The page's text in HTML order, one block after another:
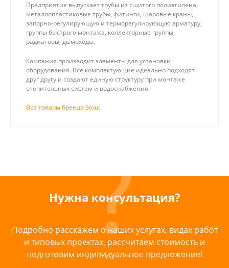
Предприятие выпускает трубы из сшитого полиэтилена,
металлопластиковые трубы, фитинги, шаровые краны,
запорно-регулирующую и терморегулирующую арматуру,
группы быстрого монтажа, коллекторные группы,
радиаторы, дымоходы.
Компания производит элементы для установки
оборудования. Все комплектующие идеально подходят
друг другу и создают единую структуру при монтаже
отопительных систем и водоснабжения.
Все товары бренда Stout
Нужна консультация?
Подробно расскажем о наших услугах, видах работ
и типовых проектах, рассчитаем стоимость и
подготовим индивидуальное предложение!